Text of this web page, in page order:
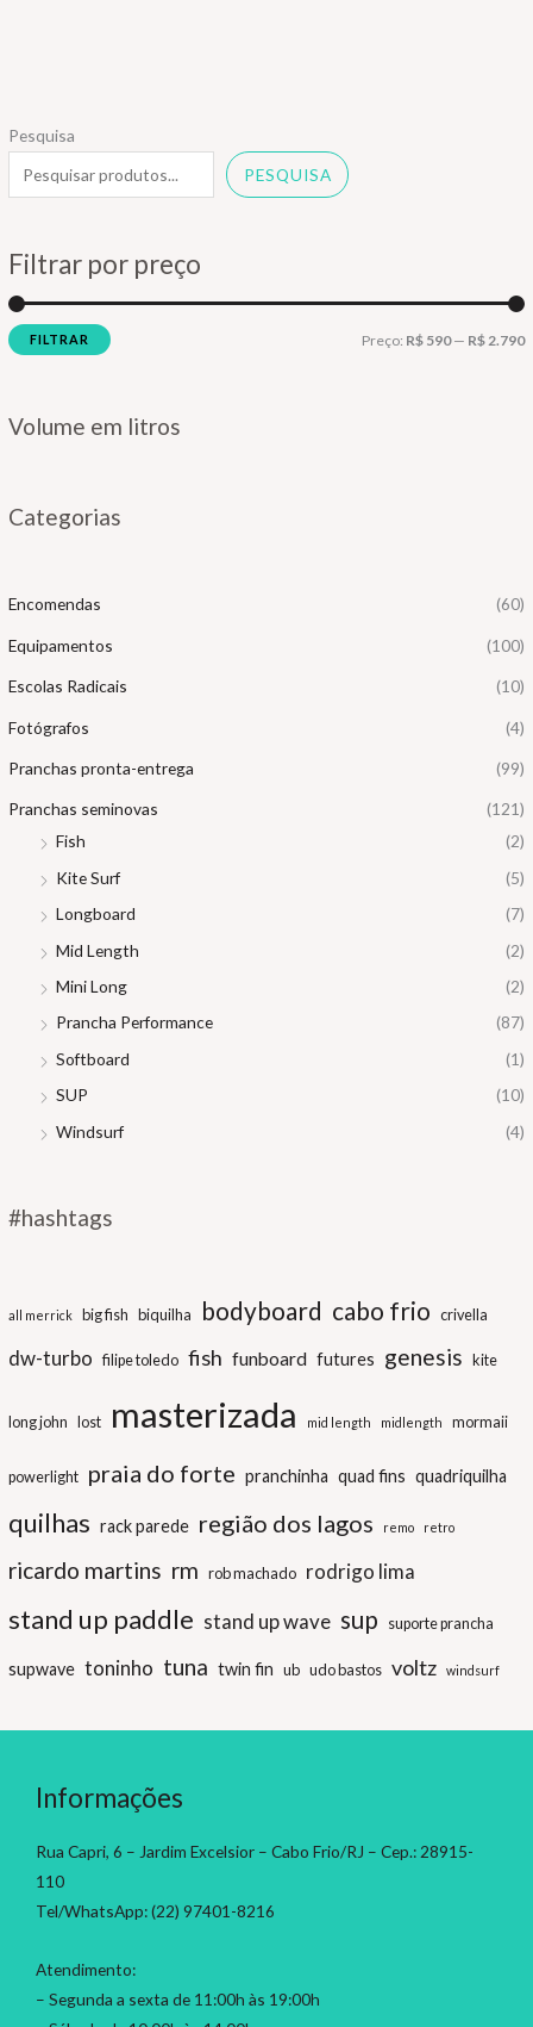
Pesquisa
PESQUISA
Filtrar por preço
P
i
P
i
FILTRAR Preço: R$ 590— R$ 2.790
Volume em litros
Categorias
Encomendas (60)
Equipamentos (100)
Escolas Radicais (10)
Fotógrafos (4)
Pranchas pronta-entrega (99)
Pranchas seminovas
(121)
Fish
(2)
Kite Surf
(5)
Longboard
(7)
Mid Length
(2)
Mini Long
(2)
Prancha Performance
(87)
Softboard
(1)
SUP
(10)
Windsurf
(4)
#hashtags
all merrick big fish biquilha bodyboard cabo frio crivella
dw-turbo filipe toledo fish funboard futures genesis kite
long john lost masterizada mid length midlength mormaii
powerlight praia do forte pranchinha quad fins quadriquilha
quilhas rack parede região dos lagos remo retro
ricardo martins rm rob machado rodrigo lima
stand up paddle stand up wave sup suporte prancha
supwave toninho tuna twin fin ub udo bastos voltz windsurf
Informações
Rua Capri, 6 – Jardim Excelsior – Cabo Frio/RJ – Cep.: 28915-
110
Tel/WhatsApp: (22) 97401-8216
Atendimento:
– Segunda a sexta de 11:00h às 19:00h